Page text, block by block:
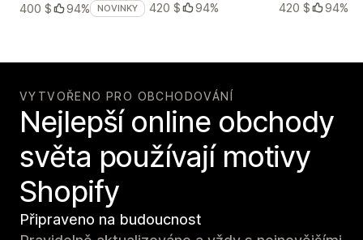
400 $
94% NOVINKY
420 $
94%
420 $
94%
VYTVOŘENO PRO OBCHODOVÁNÍ
Nejlepší online obchody
světa používají motivy
Shopify
Připraveno na budoucnost